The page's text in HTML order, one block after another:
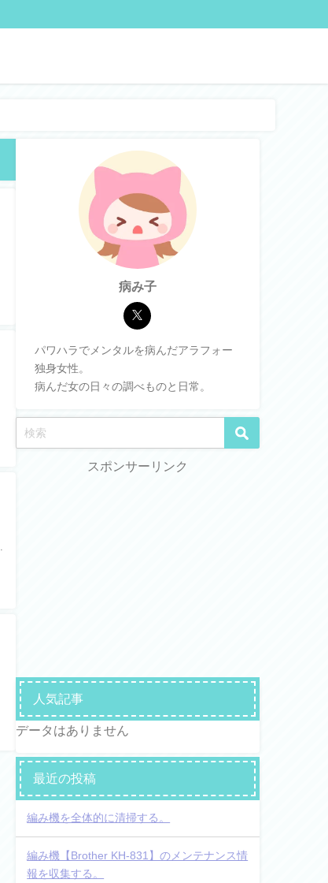
病み子
パワハラでメンタルを病んだアラフォー
独身女性。
病んだ女の日々の調べものと日常。
スポンサーリンク
人気記事
データはありません
最近の投稿
編み機を全体的に清掃する。
編み機【Brother KH-831】のメンテナンス情
報を収集する。